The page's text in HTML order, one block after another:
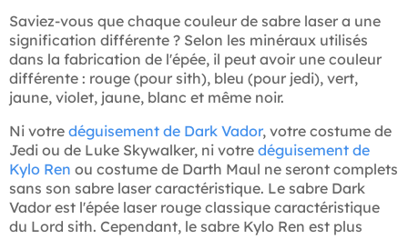
Saviez-vous que chaque couleur de sabre laser a une
signification différente ? Selon les minéraux utilisés
dans la fabrication de l'épée, il peut avoir une couleur
différente : rouge (pour sith), bleu (pour jedi), vert,
jaune, violet, jaune, blanc et même noir.
Ni votre déguisement de Dark Vador, votre costume de
Jedi ou de Luke Skywalker, ni votre déguisement de
Kylo Ren ou costume de Darth Maul ne seront complets
sans son sabre laser caractéristique. Le sabre Dark
Vador est l'épée laser rouge classique caractéristique
du Lord sith. Cependant, le sabre Kylo Ren est plus